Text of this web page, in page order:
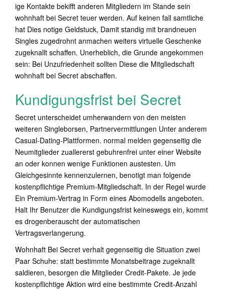
ige Kontakte bekifft anderen Mitgliedern im Stande sein
wohnhaft bei Secret teuer werden. Auf keinen fall samtliche
hat Dies notige Geldstuck, Damit standig mit brandneuen
Singles zugedrohnt anmachen weiters virtuelle Geschenke
zugeknallt schaffen. Unerheblich, die Grunde angekommen
sein: Bei Unzufriedenheit sollten Diese die Mitgliedschaft
wohnhaft bei Secret abschaffen.
Kundigungsfrist bei Secret
Secret unterscheidet umherwandern von den meisten
weiteren Singleborsen, Partnervermittlungen Unter anderem
Casual-Dating-Plattformen. normal melden gegenseitig die
Neumitglieder zuallererst gebuhrenfrei unter einer Website
an oder konnen wenige Funktionen austesten. Um
Gleichgesinnte kennenzulernen, benotigt man folgende
kostenpflichtige Premium-Mitgliedschaft. In der Regel wurde
Ein Premium-Vertrag in Form eines Abomodells angeboten.
Halt Ihr Benutzer die Kundigungsfrist keineswegs ein, kommt
es drogenberauscht der automatischen
Vertragsverlangerung.
Wohnhaft Bei Secret verhalt gegenseitig die Situation zwei
Paar Schuhe: statt bestimmte Monatsbeitrage zugeknallt
saldieren, besorgen die Mitglieder Credit-Pakete. Je jede
kostenpflichtige Aktion wird eine bestimmte Credit-Anzahl